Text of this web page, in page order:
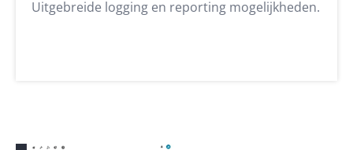
Uitgebreide logging en reporting mogelijkheden.